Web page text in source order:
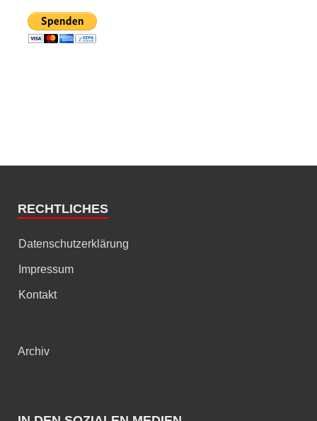
RECHTLICHES
Datenschutzerklärung
Impressum
Kontakt
Archiv